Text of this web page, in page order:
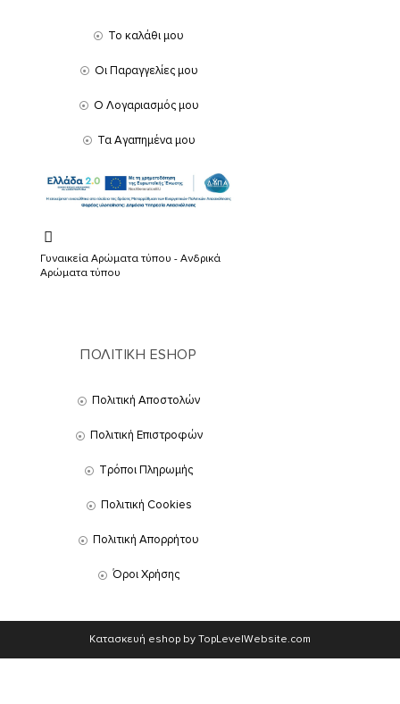
Το καλάθι μου
Οι Παραγγελίες μου
Ο Λογαριασμός μου
Τα Αγαπημένα μου
Γυναικεία Αρώματα τύπου - Ανδρικά
Αρώματα τύπου
ΠΟΛΙΤΙΚΗ ESHOP
Πολιτική Αποστολών
Πολιτική Επιστροφών
Τρόποι Πληρωμής
Πολιτική Cookies
Πολιτική Απορρήτου
Όροι Χρήσης
Κατασκευή eshop by TopLevelWebsite.com